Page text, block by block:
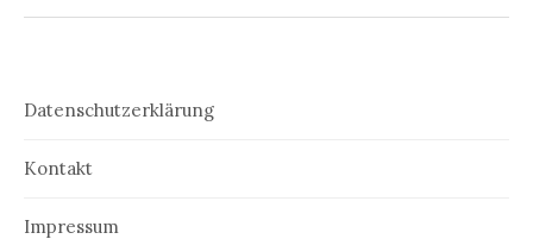
Datenschutzerklärung
Kontakt
Impressum